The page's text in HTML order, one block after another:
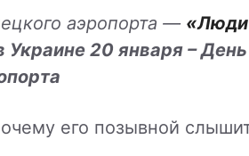
аэропорта — «Люди
Украине 20 января –
его позывной